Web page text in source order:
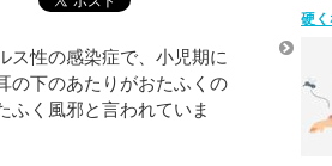
ス性の感染症で、小児期に
の下のあたりがおたふくの
ふく風邪と言われていま
硬